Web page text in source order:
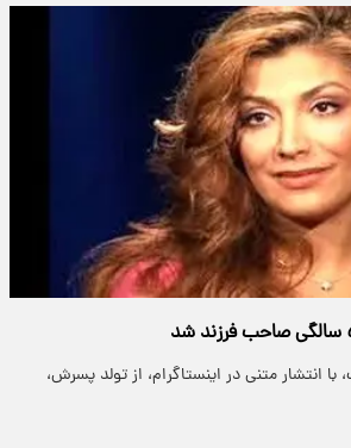
انتشار متنی در اینستاگرام، از تولد پسرش،